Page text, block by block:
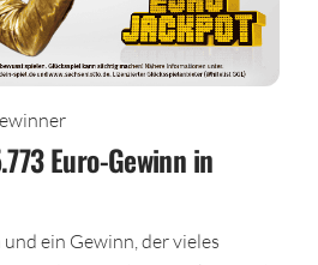
Euro-Gewinn in
ein Gewinn, der vieles